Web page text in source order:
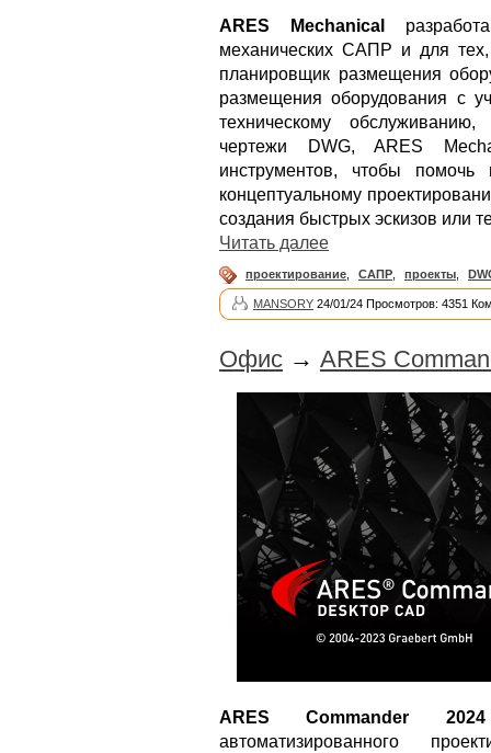
ARES Mechanical
механических САПР и для
планировщик размещения
размещения оборудования с
техническому
чертежи DWG, ARES
инструментов, чтобы
концептуальному
создания быстрых эскизов или
Читать далее
проектирование САПР проекты
MANSORY 24/01/24 Просмотров: 4351
Офис → ARES
ARES Commander 2024
автоматизированного